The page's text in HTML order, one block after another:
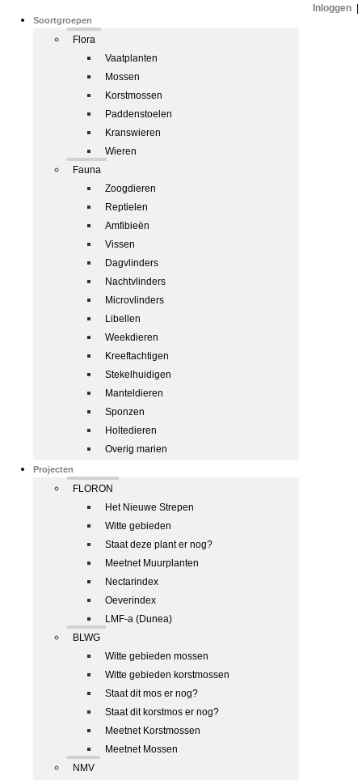
Soortgroepen
Flora
Vaatplanten
Mossen
Korstmossen
Paddenstoelen
Kranswieren
Wieren
Fauna
Zoogdieren
Reptielen
Amfibieën
Vissen
Dagvlinders
Nachtvlinders
Microvlinders
Libellen
Weekdieren
Kreeftachtigen
Stekelhuidigen
Manteldieren
Sponzen
Holtedieren
Overig marien
Projecten
FLORON
Het Nieuwe Strepen
Witte gebieden
Staat deze plant er nog?
Meetnet Muurplanten
Nectarindex
Oeverindex
LMF-a (Dunea)
BLWG
Witte gebieden mossen
Witte gebieden korstmossen
Staat dit mos er nog?
Staat dit korstmos er nog?
Meetnet Korstmossen
Meetnet Mossen
NMV
Inloggen